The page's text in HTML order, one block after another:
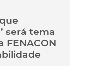
será tema
FENACON